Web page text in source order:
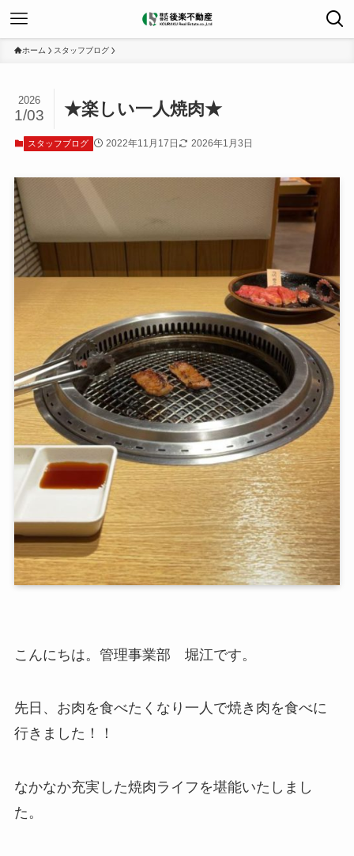
ホーム スタッフブログ
★楽しい一人焼肉★
2026
1/03
スタッフブログ 2022年11月17日 2026年1月3日
こんにちは。管理事業部 堀江です。
先日、お肉を食べたくなり一人で焼き肉を食べに
行きました！！
なかなか充実した焼肉ライフを堪能いたしまし
た。